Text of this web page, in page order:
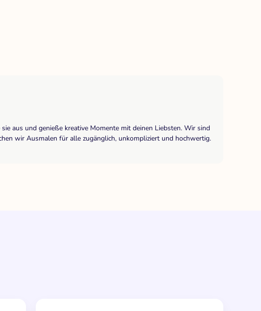
aus und genieße kreative Momente mit deinen Liebsten. Wir sind
wir Ausmalen für alle zugänglich, unkompliziert und hochwertig.